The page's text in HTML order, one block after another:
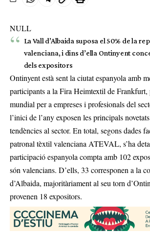
NULL
La Vall d’Albaida suposa el 50% de la
valenciana, i dins d’ella Ontinyent
dels expositors
Ontinyent està sent la ciutat espanyola amb
participants a la Fira Heimtextil de
mundial per a empreses i profesionals del
l’inici de l’any exposen les principals
tendències al sector. En total, segons dades
patronal tèxtil valenciana ATEVAL, s’ha
participació espanyola compta amb 102
són valencians. D’ells, 33 corresponen a la
d’Albaida, majoritàriament al seu torn
provenen 18 expositors.